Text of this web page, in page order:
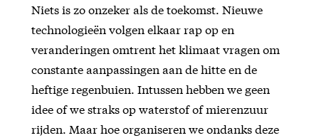
Niets is zo onzeker als de toekomst. Nieuwe
technologieën volgen elkaar rap op en
veranderingen omtrent het klimaat vragen om
constante aanpassingen aan de hitte en de
heftige regenbuien. Intussen hebben we geen
idee of we straks op waterstof of mierenzuur
rijden. Maar hoe organiseren we ondanks deze